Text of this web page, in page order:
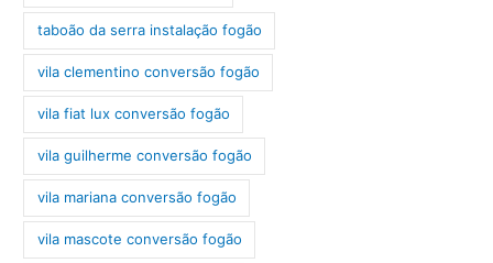
taboão da serra instalação fogão
vila clementino conversão fogão
vila fiat lux conversão fogão
vila guilherme conversão fogão
vila mariana conversão fogão
vila mascote conversão fogão